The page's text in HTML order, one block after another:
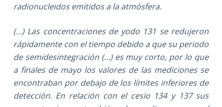
radionucleidos emitidos a la atmósfera.
(…) Las concentraciones de yodo 131 se redujeron
rápidamente con el tiempo debido a que su periodo
de semidesintegración (…) es muy corto, por lo que
a finales de mayo los valores de las mediciones se
encontraban por debajo de los límites inferiores de
detección. En relación con el cesio 134 y 137 sus